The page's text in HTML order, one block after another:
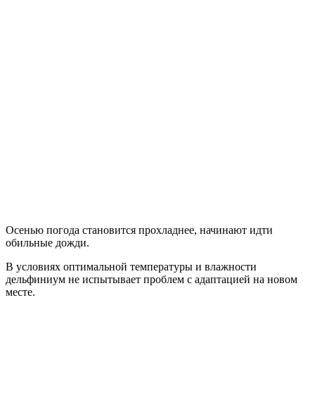
Осенью погода становится прохладнее, начинают идти
обильные дожди.
В условиях оптимальной температуры и влажности
дельфиниум не испытывает проблем с адаптацией на новом
месте.